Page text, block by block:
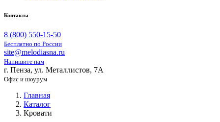
Контакты
8 (800) 550-15-50
Бесплатно по России
site@melodiasna.ru
Напишите нам
г. Пенза, ул. Металлистов, 7А
Офис и шоурум
Главная
Каталог
Кровати